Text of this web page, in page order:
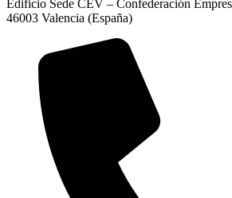
Edificio Sede CEV – Confederación
46003 Valencia (España)